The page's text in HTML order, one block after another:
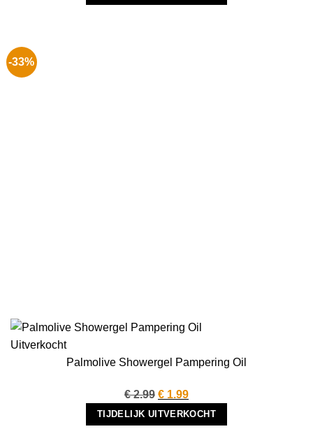
was:
is:
-33%
Uitverkocht
Palmolive Showergel Pampering Oil
€2.99 Oorspronkelijke
prijs
€ 1.99Huidige
prijs
TIJDELIJK UITVERKOCHT